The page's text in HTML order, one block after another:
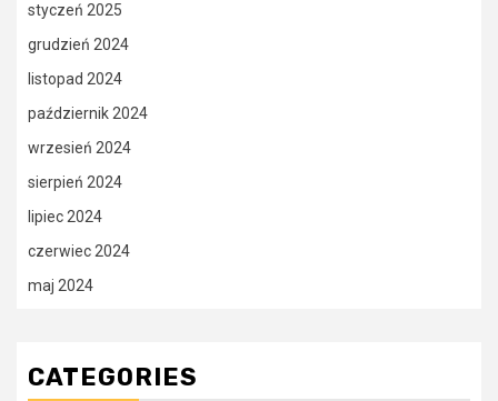
styczeń 2025
grudzień 2024
listopad 2024
październik 2024
wrzesień 2024
sierpień 2024
lipiec 2024
czerwiec 2024
maj 2024
CATEGORIES